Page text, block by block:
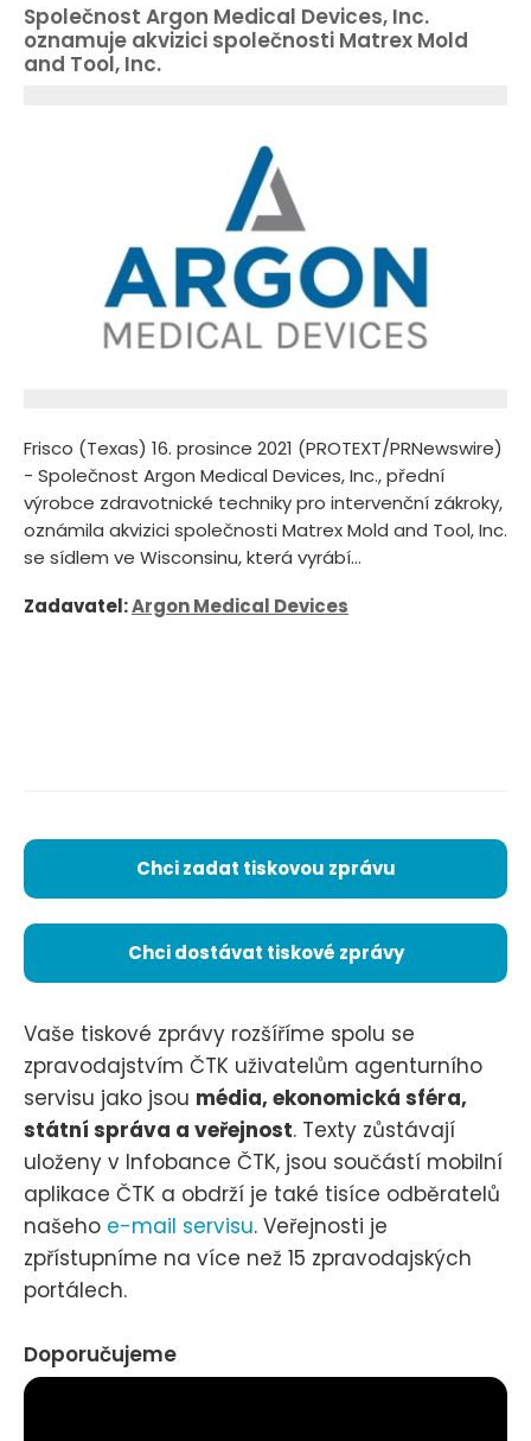
Společnost Argon Medical Devices, Inc.
oznamuje akvizici společnosti Matrex Mold
and Tool, Inc.
Frisco (Texas) 16. prosince 2021 (PROTEXT/PRNewswire)
- Společnost Argon Medical Devices, Inc., přední
výrobce zdravotnické techniky pro intervenční zákroky,
oznámila akvizici společnosti Matrex Mold and Tool, Inc.
se sídlem ve Wisconsinu, která vyrábí...
Zadavatel:Argon Medical Devices
Chci zadat tiskovou zprávu
Chci dostávat tiskové zprávy
Vaše tiskové zprávy rozšíříme spolu se
zpravodajstvím ČTK uživatelům agenturního
servisu jako jsou média, ekonomická sféra,
státní správa a veřejnost. Texty zůstávají
uloženy v Infobance ČTK, jsou součástí mobilní
aplikace ČTK a obdrží je také tisíce odběratelů
našeho e-mail servisu. Veřejnosti je
zpřístupníme na více než 15 zpravodajských
portálech.
Doporučujeme